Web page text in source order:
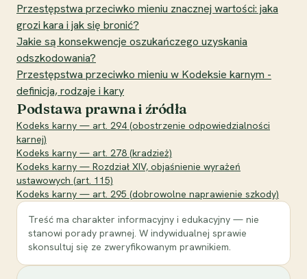
Przestępstwa przeciwko mieniu znacznej wartości: jaka
grozi kara i jak się bronić?
Jakie są konsekwencje oszukańczego uzyskania
odszkodowania?
Przestępstwa przeciwko mieniu w Kodeksie karnym -
definicja, rodzaje i kary
Podstawa prawna i źródła
Kodeks karny — art. 294 (obostrzenie odpowiedzialności
karnej)
Kodeks karny — art. 278 (kradzież)
Kodeks karny — Rozdział XIV, objaśnienie wyrażeń
ustawowych (art. 115)
Kodeks karny — art. 295 (dobrowolne naprawienie szkody)
Treść ma charakter informacyjny i edukacyjny — nie
stanowi porady prawnej. W indywidualnej sprawie
skonsultuj się ze zweryfikowanym prawnikiem.